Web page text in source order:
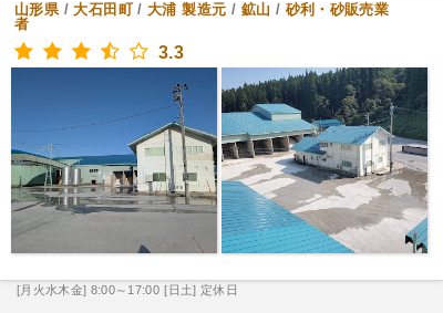
山形県/大石田町/大浦 製造元 / 鉱山 / 砂利・砂販売業
者
3.3
[月火水木金] 8:00～17:00 [日土] 定休日